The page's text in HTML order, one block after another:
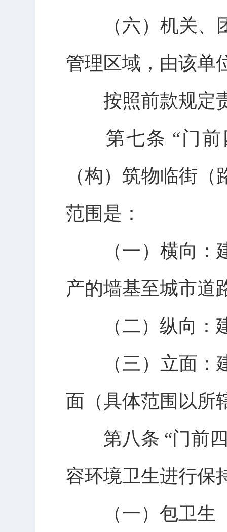
（六）机关、团
管理区域，由该单
按照前款规定责
第七条 “门前
（构）筑物临街
范围是：
（一）横向：建
产的墙基至城市道
（二）纵向：建
（三）立面：建
面（具体范围以所
第八条 “门前四
容环境卫生进行保
（一）包卫生